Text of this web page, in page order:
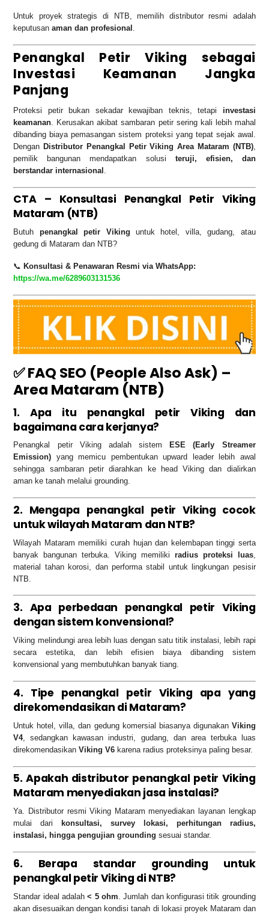
Untuk proyek strategis di NTB, memilih distributor resmi adalah
keputusanaman dan profesional .
Penangkal Petir Viking sebagai
Investasi Keamanan Jangka
Panjang
Proteksi petir bukan sekadar kewajiban teknis, tetapi investasi
keamanan . Kerusakan akibat sambaran petir sering kali lebih mahal
dibanding biaya pemasangan sistem proteksi yang tepat sejak awal.
Dengan Distributor Penangkal Petir Viking Area Mataram (NTB),
pemilik bangunan mendapatkan solusi teruji, efisien, dan
berstandar internasional
CTA – Konsultasi Penangkal Petir Viking
Mataram (NTB)
Butuh penangkal petir Viking untuk hotel, villa, gudang, atau
gedung di Mataram dan NTB?
📞 Konsultasi & Penawaran Resmi via WhatsApp:
https://wa.me/6289603131536
✅FAQ SEO (People Also Ask) –
Area Mataram (NTB)
1. Apa itu penangkal petir Viking dan
bagaimana cara kerjanya?
Penangkal petir Viking adalah sistem
ESE (Early Streamer
Emission) yang memicu pembentukan upward leader lebih awal
sehingga sambaran petir diarahkan ke head Viking dan dialirkan
aman ke tanah melalui grounding.
2. Mengapa penangkal petir Viking cocok
untuk wilayah Mataram dan NTB?
Wilayah Mataram memiliki curah hujan dan kelembapan tinggi serta
banyak bangunan terbuka. Viking memiliki radius proteksi luas,
material tahan korosi, dan performa stabil untuk lingkungan pesisir
NTB.
3. Apa perbedaan penangkal petir Viking
dengan sistem konvensional?
Viking melindungi area lebih luas dengan satu titik instalasi, lebih rapi
secara estetika, dan lebih efisien biaya dibanding sistem
konvensional yang membutuhkan banyak tiang.
4. Tipe penangkal petir Viking apa yang
direkomendasikan di Mataram?
Untuk hotel, villa, dan gedung komersial biasanya digunakan Viking
V4, sedangkan kawasan industri, gudang, dan area terbuka luas
direkomendasikanViking V6 karena radius proteksinya paling besar.
5. Apakah distributor penangkal petir Viking
Mataram menyediakan jasa instalasi?
Ya. Distributor resmi Viking Mataram menyediakan layanan lengkap
mulai dari
konsultasi, survey lokasi, perhitungan radius,
instalasi, hingga pengujian grounding sesuai standar.
6. Berapa standar grounding untuk
penangkal petir Viking di NTB?
Standar ideal adalah< 5 ohm. Jumlah dan konfigurasi titik grounding
akan disesuaikan dengan kondisi tanah di lokasi proyek Mataram dan